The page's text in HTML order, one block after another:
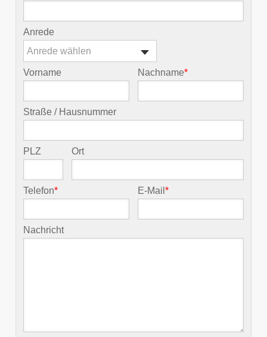
Anrede
Anrede wählen
Vorname Nachname*
Straße / Hausnummer
PLZ Ort
Telefon* E-Mail*
Nachricht